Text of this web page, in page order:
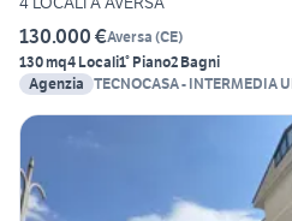
130.000 €Aversa (CE)
130 mq4 Locali1° Piano2 Bagni
Agenzia TECNOCASA - INTERMEDIA